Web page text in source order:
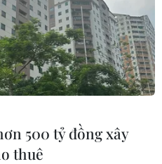
500 tỷ đồng xây
thuê